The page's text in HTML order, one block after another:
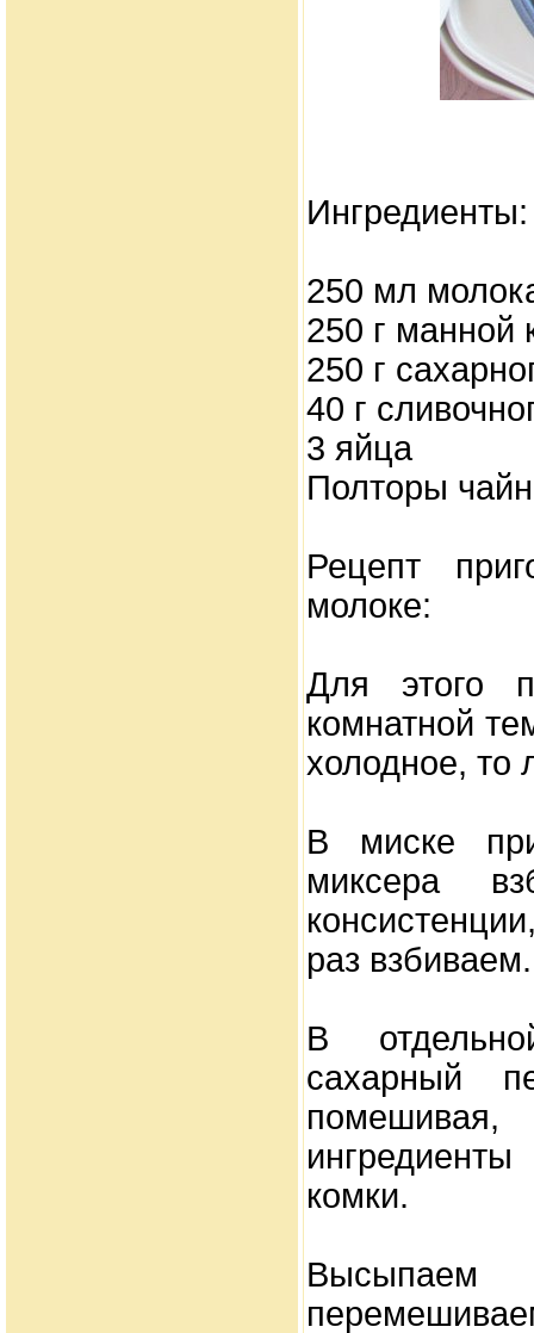
Ингредиенты:
250 мл
250 г манной
250 г
40 г
3 яйца
Полторы
Рецепт
молоке:
Для этого
комнатной
холодное, то
В миске
миксера
раз взбиваем.
В
сахарный
комки.